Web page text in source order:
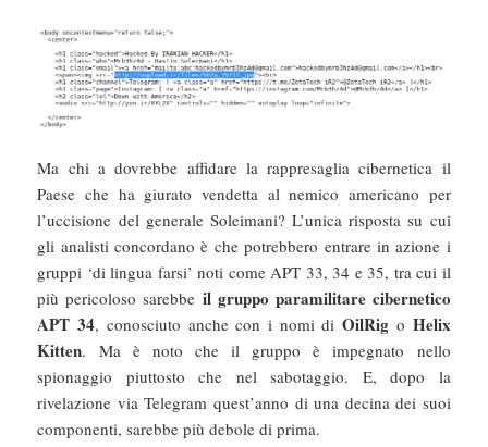
Ma chi a dovrebbe affidare la rappresaglia cibernetica il
Paese che ha giurato vendetta al nemico americano per
l’uccisione del generale Soleimani? L’unica risposta su cui
gli analisti concordano è che potrebbero entrare in azione i
gruppi ‘di lingua farsi’ noti come APT 33, 34 e 35, tra cui il
più pericoloso sarebbe il gruppo paramilitare cibernetico
APT 34, conosciuto anche con i nomi diOilRig o Helix
Kitten. Ma è noto che il gruppo è impegnato nello
spionaggio piuttosto che nel sabotaggio. E, dopo la
rivelazione via Telegram quest’anno di una decina dei suoi
componenti, sarebbe più debole di prima.